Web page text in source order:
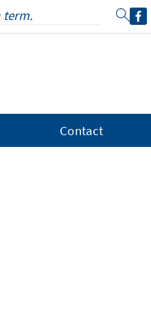
Contact